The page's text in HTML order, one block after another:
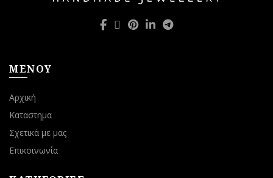
επιλεγούν
ΜΕΝΟΥ
Αρχική
Καταστημα
Σχετικά με μας
Επικοινωνία